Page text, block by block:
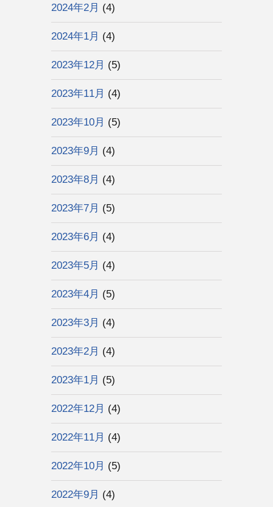
2024年2月 (4)
2024年1月 (4)
2023年12月 (5)
2023年11月 (4)
2023年10月 (5)
2023年9月 (4)
2023年8月 (4)
2023年7月 (5)
2023年6月 (4)
2023年5月 (4)
2023年4月 (5)
2023年3月 (4)
2023年2月 (4)
2023年1月 (5)
2022年12月 (4)
2022年11月 (4)
2022年10月 (5)
2022年9月 (4)